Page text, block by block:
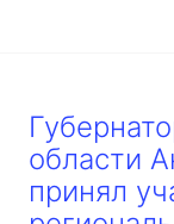
области
принял